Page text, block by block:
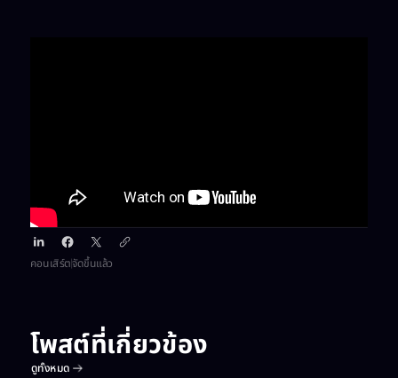
คอนเสิร์ต​จัดขึ้นแล้ว
โพสต์ที่เกี่ยวข้อง​
ดูทั้งหมด